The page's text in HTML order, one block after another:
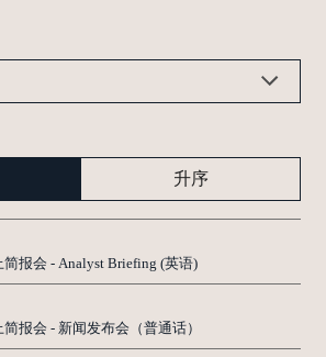
升序
报会 - Analyst Briefing (英语)
报会 - 新闻发布会（普通话）